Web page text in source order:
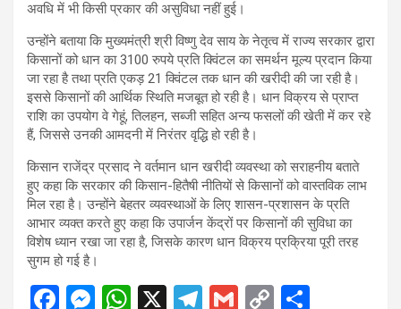
अवधि में भी किसी प्रकार की असुविधा नहीं हुई।
उन्होंने बताया कि मुख्यमंत्री श्री विष्णु देव साय के नेतृत्व में राज्य सरकार द्वारा
किसानों को धान का 3100 रुपये प्रति क्विंटल का समर्थन मूल्य प्रदान किया
जा रहा है तथा प्रति एकड़ 21 क्विंटल तक धान की खरीदी की जा रही है।
इससे किसानों की आर्थिक स्थिति मजबूत हो रही है। धान विक्रय से प्राप्त
राशि का उपयोग वे गेहूं, तिलहन, सब्जी सहित अन्य फसलों की खेती में कर रहे
हैं, जिससे उनकी आमदनी में निरंतर वृद्धि हो रही है।
किसान राजेंद्र प्रसाद ने वर्तमान धान खरीदी व्यवस्था को सराहनीय बताते
हुए कहा कि सरकार की किसान-हितैषी नीतियों से किसानों को वास्तविक लाभ
मिल रहा है। उन्होंने बेहतर व्यवस्थाओं के लिए शासन-प्रशासन के प्रति
आभार व्यक्त करते हुए कहा कि उपार्जन केंद्रों पर किसानों की सुविधा का
विशेष ध्यान रखा जा रहा है, जिसके कारण धान विक्रय प्रक्रिया पूरी तरह
सुगम हो गई है।
F
M W X
T
G
C